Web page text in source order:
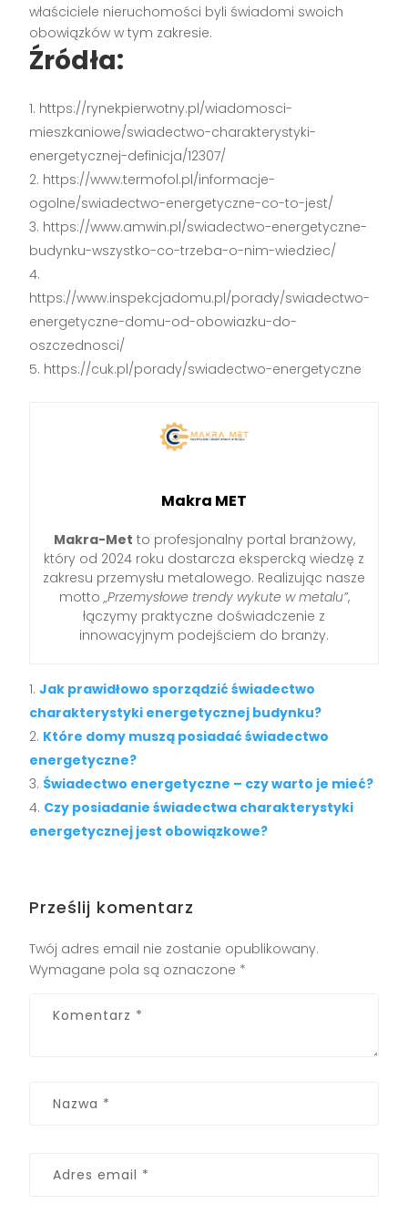
właściciele nieruchomości byli świadomi swoich
obowiązków w tym zakresie.
Źródła:
https://rynekpierwotny.pl/wiadomosci-
mieszkaniowe/swiadectwo-charakterystyki-
energetycznej-definicja/12307/
https://www.termofol.pl/informacje-
ogolne/swiadectwo-energetyczne-co-to-jest/
https://www.amwin.pl/swiadectwo-energetyczne-
budynku-wszystko-co-trzeba-o-nim-wiedziec/
https://www.inspekcjadomu.pl/porady/swiadectwo-
energetyczne-domu-od-obowiazku-do-
oszczednosci/
https://cuk.pl/porady/swiadectwo-energetyczne
Makra MET
Makra-Met to profesjonalny portal branżowy,
który od 2024 roku dostarcza ekspercką wiedzę z
zakresu przemysłu metalowego. Realizując nasze
motto„Przemysłowe trendy wykute w metalu”,
łączymy praktyczne doświadczenie z
innowacyjnym podejściem do branży.
Jak prawidłowo sporządzić świadectwo
charakterystyki energetycznej budynku?
Które domy muszą posiadać świadectwo
energetyczne?
Świadectwo energetyczne – czy warto je mieć?
Czy posiadanie świadectwa charakterystyki
energetycznej jest obowiązkowe?
Prześlij komentarz
Twój adres email nie zostanie opublikowany.
Wymagane pola są oznaczone *